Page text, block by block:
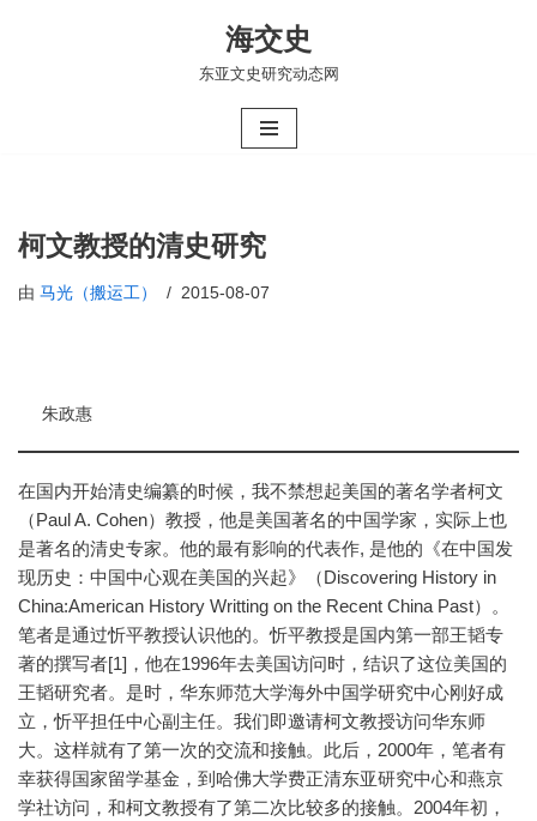
海交史
东亚文史研究动态网
柯文教授的清史研究
由 马光（搬运工） 2015-08-07
朱政惠
在国内开始清史编纂的时候，我不禁想起美国的著名学者柯文
（Paul A. Cohen）教授，他是美国著名的中国学家，实际上也
是著名的清史专家。他的最有影响的代表作, 是他的《在中国发
现历史：中国中心观在美国的兴起》（Discovering History in
China:American History Writting on the Recent China Past）。
笔者是通过忻平教授认识他的。忻平教授是国内第一部王韬专
著的撰写者[1]，他在1996年去美国访问时，结识了这位美国的
王韬研究者。是时，华东师范大学海外中国学研究中心刚好成
立，忻平担任中心副主任。我们即邀请柯文教授访问华东师
大。这样就有了第一次的交流和接触。此后，2000年，笔者有
幸获得国家留学基金，到哈佛大学费正清东亚研究中心和燕京
学社访问，和柯文教授有了第二次比较多的接触。2004年初，